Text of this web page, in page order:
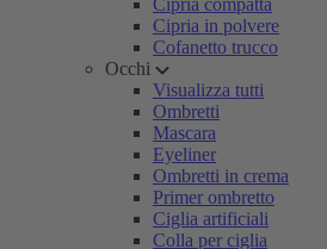
Cipria compatta
Cipria in polvere
Cofanetto trucco
Occhi
Visualizza tutti
Ombretti
Mascara
Eyeliner
Ombretti in crema
Primer ombretto
Ciglia artificiali
Colla per ciglia